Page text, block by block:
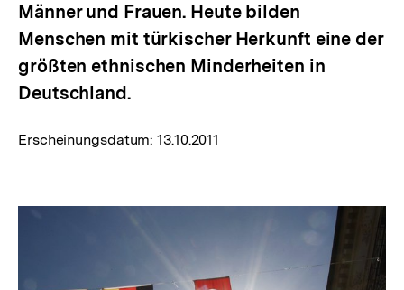
Männer und Frauen. Heute bilden
Menschen mit türkischer Herkunft eine der
größten ethnischen Minderheiten in
Deutschland.
Erscheinungsdatum:13.10.2011